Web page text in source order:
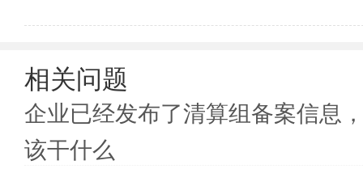
相关问题
企业已经发布了清算组备案信息
该干什么